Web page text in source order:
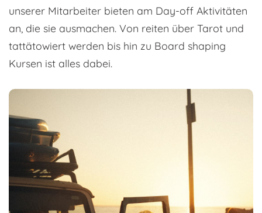
unserer Mitarbeiter bieten am Day-off Aktivitäten
an, die sie ausmachen. Von reiten über Tarot und
tattätowiert werden bis hin zu Board shaping
Kursen ist alles dabei.